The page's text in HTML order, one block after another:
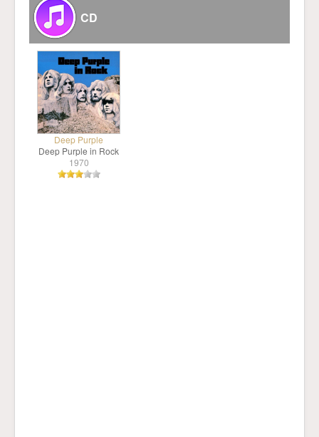
CD
Deep Purple
Deep Purple in Rock
1970